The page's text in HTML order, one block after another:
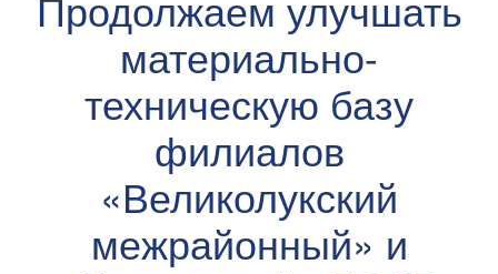
материально-
техническую базу
филиалов
«Великолукский
межрайонный» и